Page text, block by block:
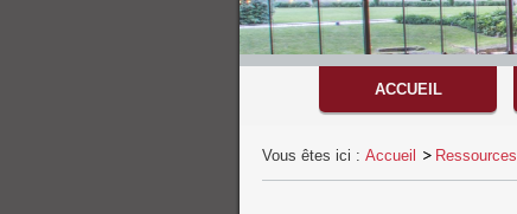
Menu principal
ACCUEIL
Vous êtes ici : Accueil Ressources